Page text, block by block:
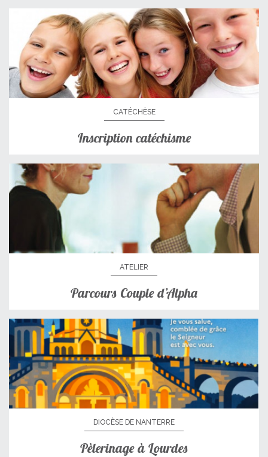
CATÉCHÈSE
Inscription catéchisme
ATELIER
Parcours Couple d’Alpha
DIOCÈSE DE NANTERRE
Pèlerinage à Lourdes